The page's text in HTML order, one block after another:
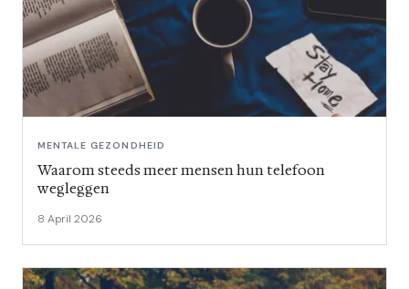
MENTALE GEZONDHEID
Waarom steeds meer mensen hun telefoon
wegleggen
8 April 2026